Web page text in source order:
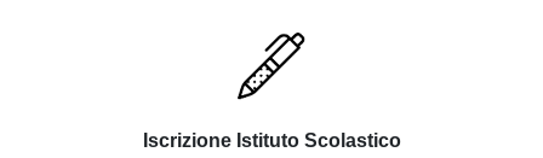
Iscrizione Istituto Scolastico